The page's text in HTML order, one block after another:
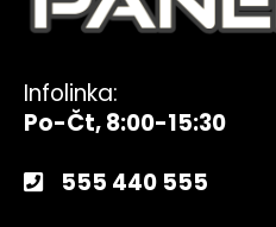
Infolinka:
Po-Čt, 8:00-15:30
555 440 555